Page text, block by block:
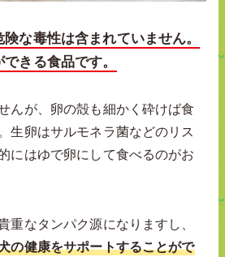
な毒性は含まれていません。
きる食品です。
んが、卵の殻も細かく砕けば食
生卵はサルモネラ菌などのリス
にはゆで卵にして食べるのがお
重なタンパク源になりますし、
の健康をサポートすることがで